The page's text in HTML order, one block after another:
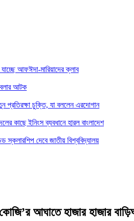
আফঈদা-মারিয়াদের ক্লাব
আটক
প্রতিরক্ষা চুক্তি, যা বললেন এরদোগান
কাছে ইনিংস ব্যবধানে হারল বাংলাদেশ
স্কলারশিপ দেবে জাতীয় বিশ্ববিদ্যালয়
আঘাতে হাজার হাজার